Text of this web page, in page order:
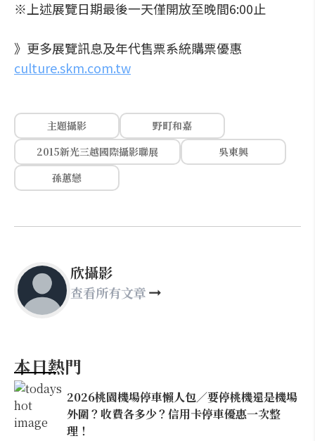
※上述展覽日期最後一天僅開放至晚間6:00止
》更多展覽訊息及年代售票系統購票優惠
culture.skm.com.tw
主題攝影
野町和嘉
2015新光三越國際攝影聯展
吳東興
孫蕙戀
欣攝影
查看所有文章
本日熱門
2026桃園機場停車懶人包／要停桃機還是機場
外圍？收費各多少？信用卡停車優惠一次整
理！